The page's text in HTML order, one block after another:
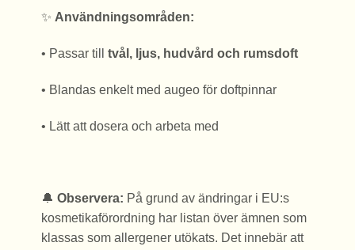
✨ Användningsområden:
• Passar till tvål, ljus, hudvård och rumsdoft
• Blandas enkelt med augeo för doftpinnar
• Lätt att dosera och arbeta med
🔔 Observera: På grund av ändringar i EU:s
kosmetikaförordning har listan över ämnen som
klassas som allergener utökats. Det innebär att